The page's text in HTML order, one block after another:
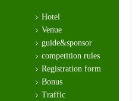
Hotel
Venue
guide&sponsor
competition rules
Registration form
Bonus
Traffic